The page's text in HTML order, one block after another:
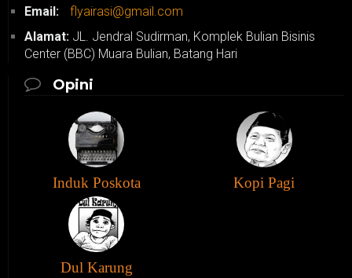
Email:
flyairasi@gmail.com
Alamat: JL. Jendral Sudirman, Komplek Bulian Bisinis
Center (BBC) Muara Bulian, Batang Hari
Opini
Induk Poskota Kopi Pagi
Dul Karung